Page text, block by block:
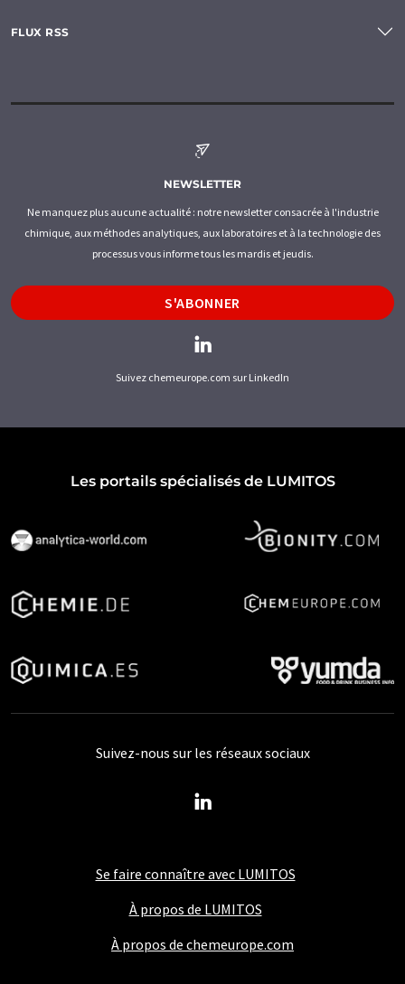
FLUX RSS
NEWSLETTER
Ne manquez plus aucune actualité : notre newsletter consacrée à l'industrie
chimique, aux méthodes analytiques, aux laboratoires et à la technologie des
processus vous informe tous les mardis et jeudis.
S'ABONNER
Suivez chemeurope.com sur LinkedIn
Les portails spécialisés de LUMITOS
Se faire connaître avec LUMITOS
À propos de LUMITOS
À propos de chemeurope.com
Suivez-nous sur les réseaux sociaux